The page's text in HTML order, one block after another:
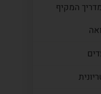
המקיף